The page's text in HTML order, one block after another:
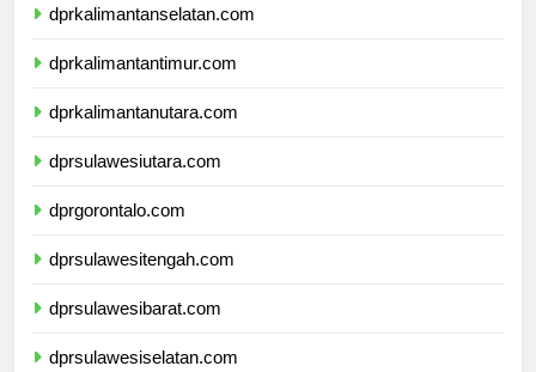
dprkalimantanselatan.com
dprkalimantantimur.com
dprkalimantanutara.com
dprsulawesiutara.com
dprgorontalo.com
dprsulawesitengah.com
dprsulawesibarat.com
dprsulawesiselatan.com